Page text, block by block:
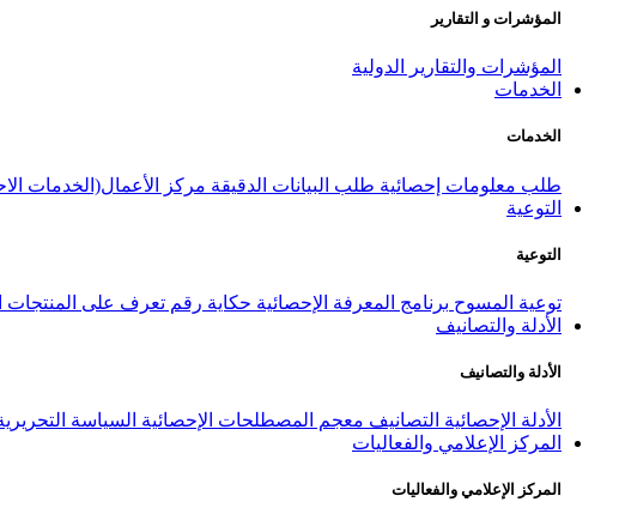
المؤشرات و التقارير
المؤشرات والتقارير الدولية
الخدمات
الخدمات
طلب معلومات إحصائية طلب البيانات الدقيقة مركز الأعمال(الخدمات
التوعية
التوعية
توعية المسوح برنامج المعرفة الإحصائية حكاية رقم تعرف على المنتجات
الأدلة والتصانيف
الأدلة والتصانيف
الأدلة الإحصائية التصانيف معجم المصطلحات الإحصائية السياسة
المركز الإعلامي والفعاليات
المركز الإعلامي والفعاليات